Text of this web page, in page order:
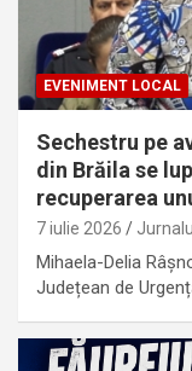
EVENIMENT LOCAL
Sechestru pe
din Brăila se
recuperarea
7 iulie 2026
Mihaela-Delia
Județean de